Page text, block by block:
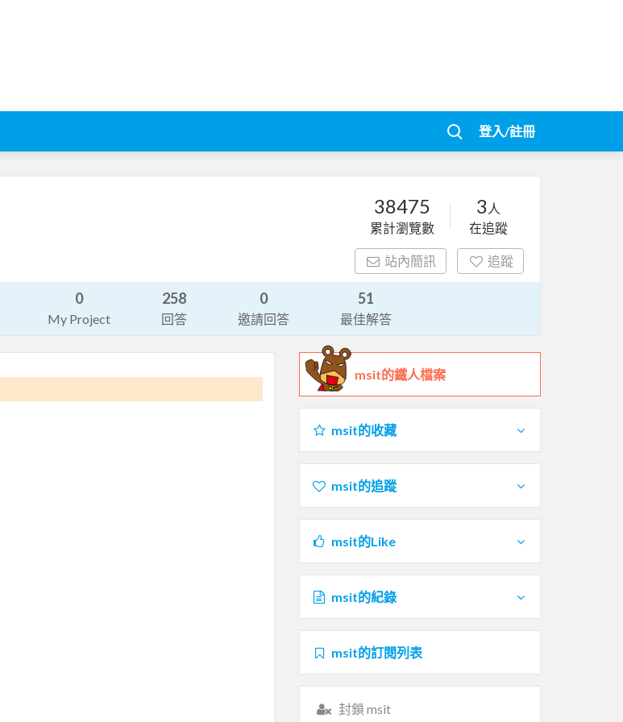
登入/註冊
38475
累計瀏覽數
3 人
在追蹤
站內簡訊 追蹤
0
My Project
258
回答
0
邀請回答
51
最佳解答
msit的鐵人檔案
msit的收藏
msit的追蹤
msit的Like
msit的紀錄
msit的訂閱列表
封鎖 msit